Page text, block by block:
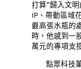
打算”歸入文
IP、帶動區域
最高張水瓶的
時，他感到一
萬元的專項支
點眾科技